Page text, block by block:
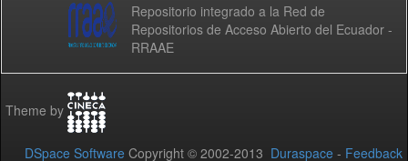
Repositorio integrado a la Red de
Repositorios de Acceso Abierto del Ecuador -
RRAAE
Theme by
DSpace Software Copyright © 2002-2013 Duraspace - Feedback